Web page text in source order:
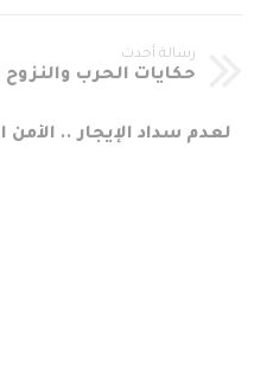
رسالة أحدث